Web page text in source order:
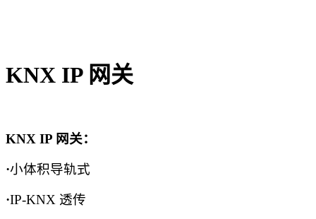
KNX IP 网关
KNX IP 网关：
·小体积导轨式
·IP-KNX 透传